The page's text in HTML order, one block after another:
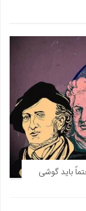
باید گوشی